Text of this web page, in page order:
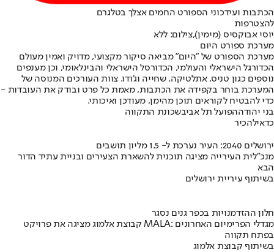
הכתבות ועידכוני הספורט החמים אצלך בטלגרם
להצטרפות
יוסי אבוקסיס (מימין),צילום: ללא
מערכת ספורט היום
מערכת הספורט של "היום" מביאה סיקור מקצועי, מדויק ואמין מעולם
הכדורגל הישראלי והעולמי, הכדורסל הישראלי והבינלאומי, וכן מענפים
נוספים כגון טניס, אתלטיקה, שחייה וג’ודו. צוות העורכים המנוסה של
המערכת בוחר בקפידה את הכתבות, מאמת כל פרט ובודק את העובדות -
כדי להבטיח לקוראים תוכן מהימן, מעודכן ואיכותי.
בני יהודההפועל תל אביבשכונת התקווה
כדאילהכיר
ירושלים 2040: העיר נערכת ל- 1.5 מליון תושבים
מנכ"לית העירייה מציגה תוכנית להשארת הצעירים ובניית עתיד הדור
הבא
בשיתוף עיריית ירושלים
חלון ההזדמנויות בכפר גנים נסגר
קבוצת אלמוג מציגה את פרויקט MALA: מגדלי הפרימיום האחרונים
בפתח תקווה
בשיתוף קבוצת אלמוג